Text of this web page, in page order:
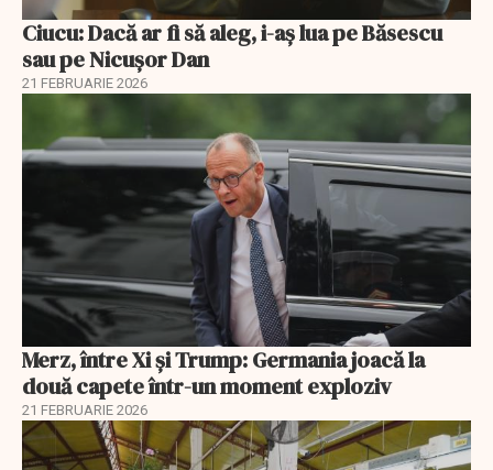
Ciucu: Dacă ar fi să aleg, i-aș lua pe Băsescu
sau pe Nicușor Dan
21 FEBRUARIE 2026
Merz, între Xi și Trump: Germania joacă la
două capete într-un moment exploziv
21 FEBRUARIE 2026